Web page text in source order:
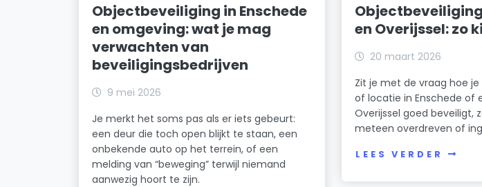
Objectbeveiliging in Enschede
en omgeving: wat je mag
verwachten van
beveiligingsbedrijven
9 mei 2026
Je merkt het soms pas als er iets gebeurt:
een deur die toch open blijkt te staan, een
onbekende auto op het terrein, of een
melding van “beweging” terwijl niemand
aanwezig hoort te zijn.
en Overijssel: zo
20 maart 2026
Zit je met de vraag hoe
of locatie in Enschede of
Overijssel goed beveiligt,
meteen overdreven of
LEES VERDER